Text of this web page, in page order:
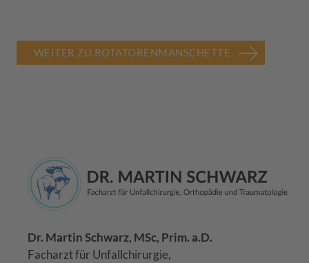
WEITER ZU ROTATORENMANSCHETTE
Dr. Martin Schwarz, MSc, Prim. a.D.
Facharzt für Unfallchirurgie,